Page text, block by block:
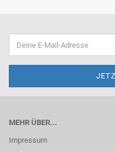
MEHR ÜBER...
Impressum